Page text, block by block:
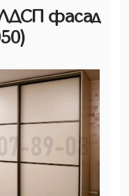
фасад